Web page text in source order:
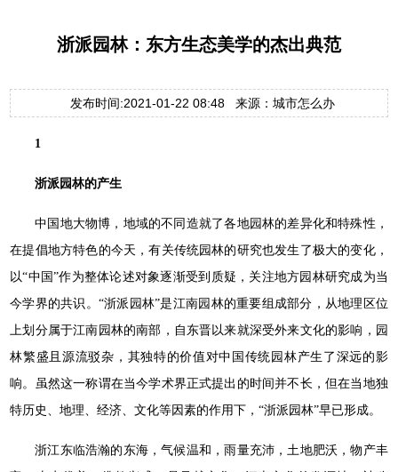
浙派园林：东方生态美学的杰出典范
发布时间:2021-01-22 08:48 来源：城市怎么办
1
浙派园林的产生
中国地大物博，地域的不同造就了各地园林的差异化和特殊性，
在提倡地方特色的今天，有关传统园林的研究也发生了极大的变化，
以“中国”作为整体论述对象逐渐受到质疑，关注地方园林研究成为当
今学界的共识。“浙派园林”是江南园林的重要组成部分，从地理区位
上划分属于江南园林的南部，自东晋以来就深受外来文化的影响，园
林繁盛且源流驳杂，其独特的价值对中国传统园林产生了深远的影
响。虽然这一称谓在当今学术界正式提出的时间并不长，但在当地独
特历史、地理、经济、文化等因素的作用下，“浙派园林”早已形成。
浙江东临浩瀚的东海，气候温和，雨量充沛，土地肥沃，物产丰